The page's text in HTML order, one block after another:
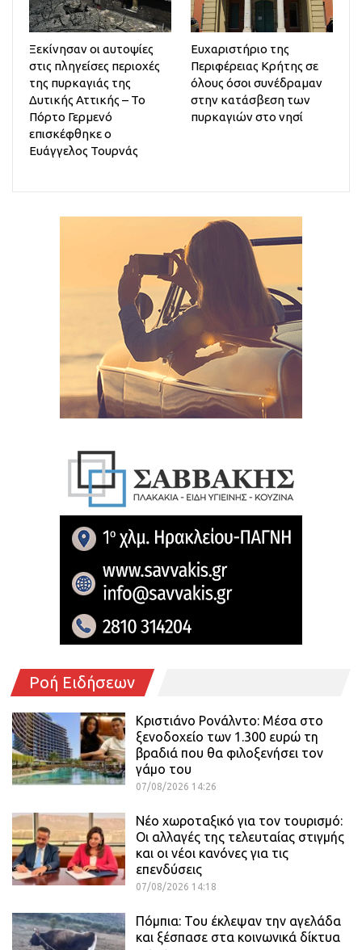
Ξεκίνησαν οι αυτοψίες
στις πληγείσες περιοχές
της πυρκαγιάς της
Δυτικής Αττικής – Το
Πόρτο Γερμενό
επισκέφθηκε ο
Ευάγγελος Τουρνάς
Ευχαριστήριο της
Περιφέρειας Κρήτης σε
όλους όσοι συνέδραμαν
στην κατάσβεση των
πυρκαγιών στο νησί
Ροή Ειδήσεων
Κριστιάνο Ρονάλντο: Μέσα στο
ξενοδοχείο των 1.300 ευρώ τη
βραδιά που θα φιλοξενήσει τον
γάμο του
07/08/2026 14:26
Νέο χωροταξικό για τον τουρισμό:
Οι αλλαγές της τελευταίας στιγμής
και οι νέοι κανόνες για τις
επενδύσεις
07/08/2026 14:18
Πόμπια: Του έκλεψαν την αγελάδα
και ξέσπασε στα κοινωνικά δίκτυα